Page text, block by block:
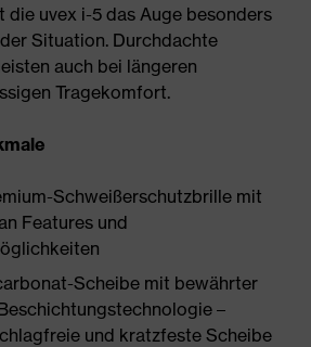
die uvex i-5 das Auge besonders
Situation. Durchdachte
auch bei längeren
Tragekomfort.
Schweißerschutzbrille mit
Features und
Scheibe mit bewährter
–
und kratzfeste Scheibe